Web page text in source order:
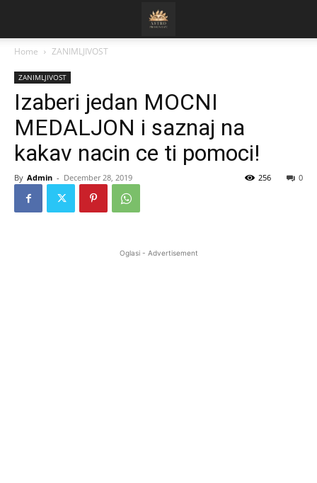
Home ZANIMLJIVOST
ZANIMLJIVOST
Izaberi jedan MOCNI
MEDALJON i saznaj na
kakav nacin ce ti pomoci!
By Admin - December 28, 2019 0
256
Oglasi - Advertisement